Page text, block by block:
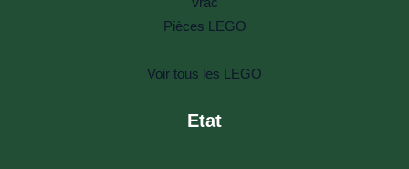
Pièces LEGO
Voir tous les LEGO
Etat